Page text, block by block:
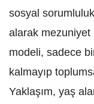
sosyal
alarak mezuniyet
modeli, sadece
kalmayıp
Yaklaşım, yaş